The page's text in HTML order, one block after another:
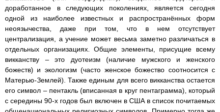
доработанное в следующих поколениях, является сегодня
одной из наиболее известных и распространённых форм
неоязычества, даже при том, что в нем отсутствует
централизация, а учение может весьма заметно различаться в
отдельных организациях. Общие элементы, присущие всему
викканству – это дуотеизм (наличие мужского и женского
божеств) и экологизм (часто женское божество соотносится с
Матерью-Землей). Также единым для всего викканства остается
его символ – пентакль (вписанная в круг пентаграмма), который
с середины 90-х годов был включен в США в список почитаемых